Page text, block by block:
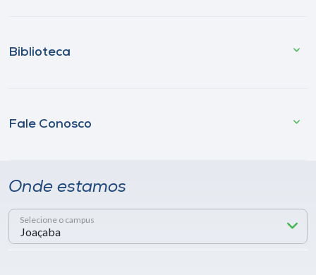
Biblioteca
Fale Conosco
Onde estamos
Selecione o campus